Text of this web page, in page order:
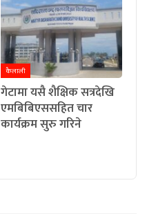
कैलाली
गेटामा यसै शैक्षिक सत्रदेखि
एमबिबिएससहित चार
कार्यक्रम सुरु गरिने